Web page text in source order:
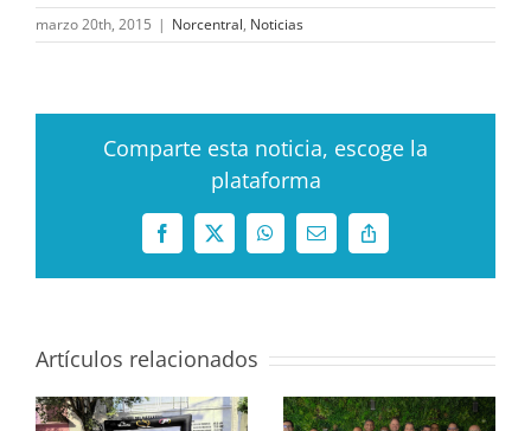
marzo 20th, 2015 | Norcentral, Noticias
Comparte esta noticia, escoge la
plataforma
Facebook
X WhatsAppCorreo
electrónico
Copy
Link
Artículos relacionados